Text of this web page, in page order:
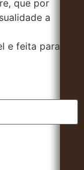
que por
a
e feita para